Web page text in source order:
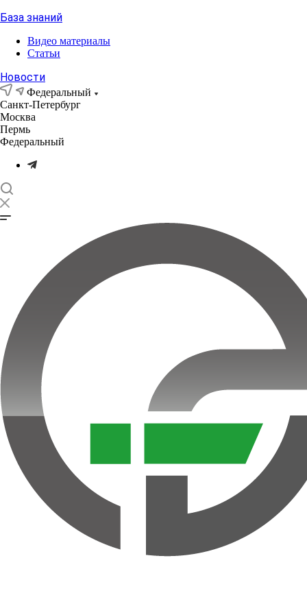
База знаний
Видео материалы
Статьи
Новости
Федеральный
Санкт-Петербург
Москва
Пермь
Федеральный